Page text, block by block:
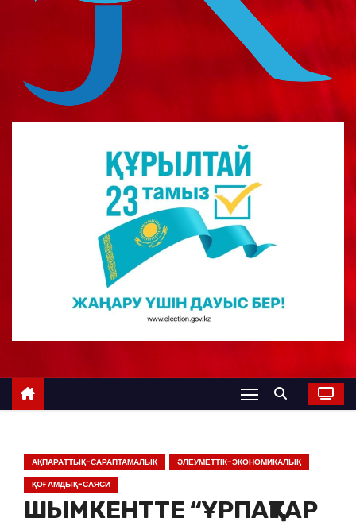
АҚПАРАТТЫҚ-САРАПТАМАЛЫҚ
ӘЛЕУМЕТТІК-ЭКОНОМИКАЛЫҚ
ҚОҒАМДЫҚ-САЯСИ
ШЫМКЕНТТЕ “ҰРПАҚТАР